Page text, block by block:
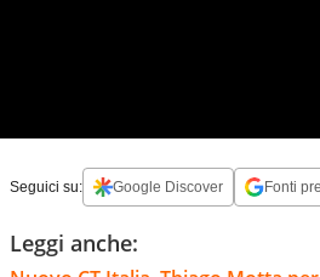
Seguici su: Google Discover Fonti
Leggi anche: